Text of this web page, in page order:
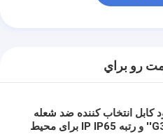
رو براي
کابل انتخاب کننده ضد شعله
G3/4'' و رتبه IP IP65 برای محیط